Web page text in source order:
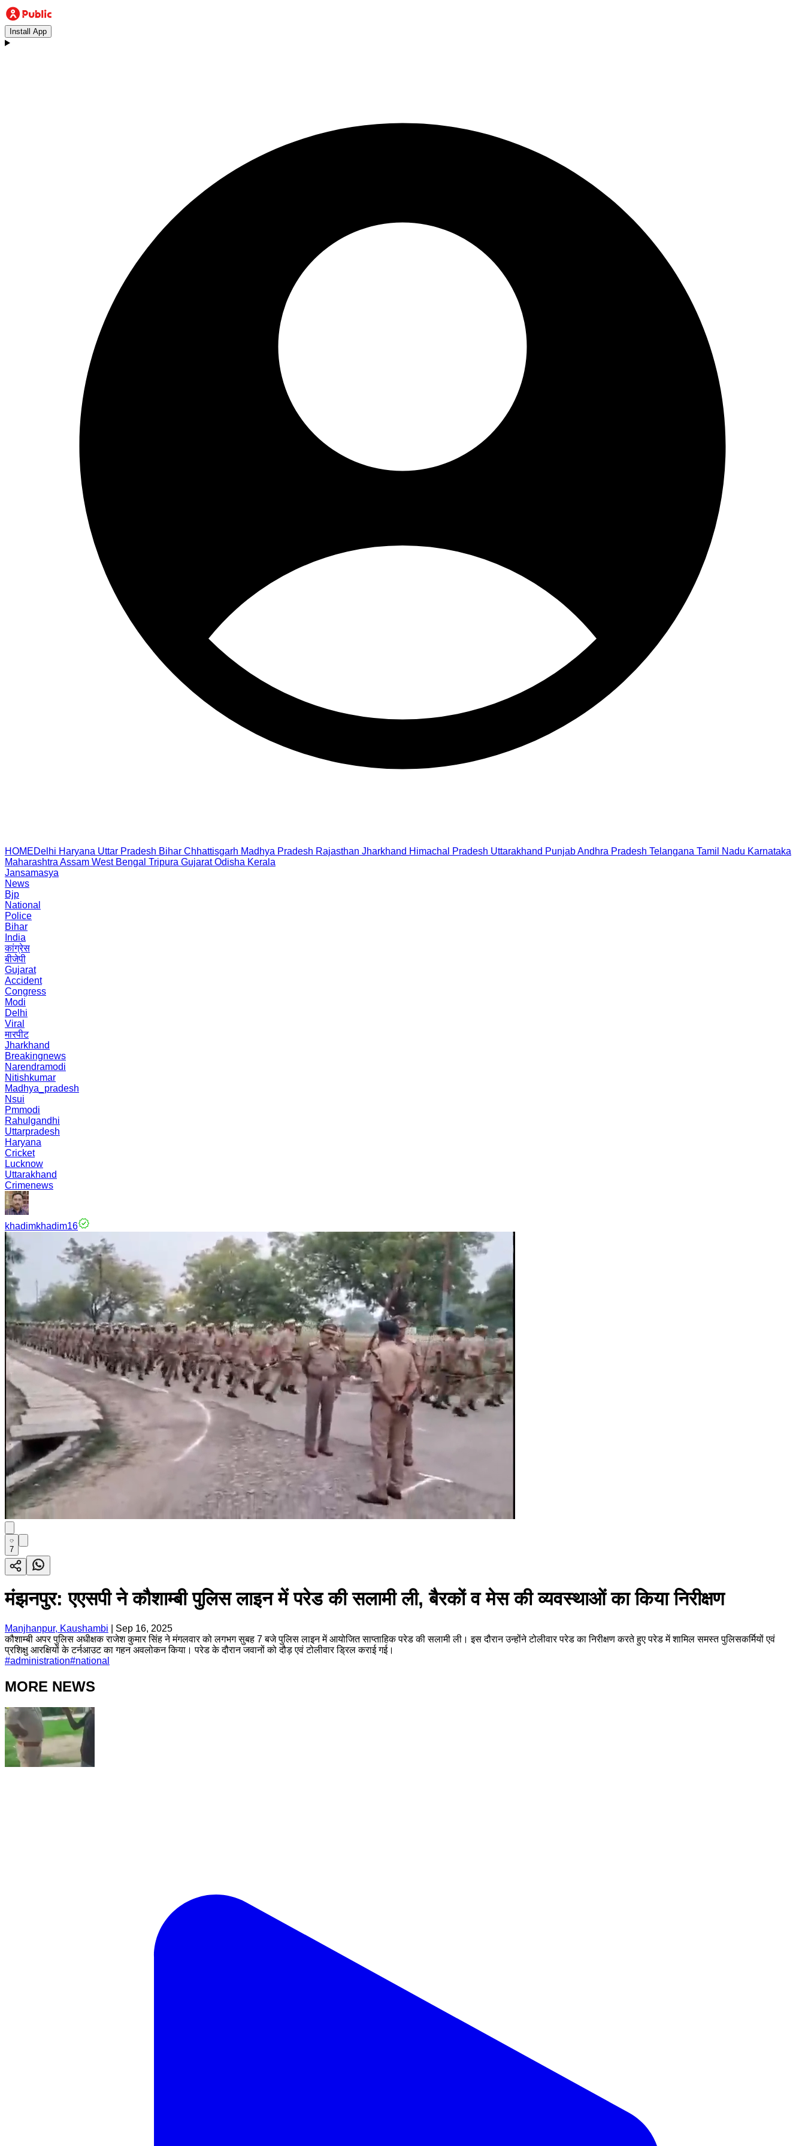
Install App
HOMEDelhi Haryana Uttar Pradesh Bihar Chhattisgarh Madhya Pradesh Rajasthan Jharkhand Himachal Pradesh Uttarakhand PunjabAndhra Pradesh Telangana Tamil Nadu Karnataka
Maharashtra Assam West Bengal Tripura Gujarat Odisha Kerala
Jansamasya
News
Bjp
National
Police
Bihar
India
कांग्रेस
बीजेपी
Gujarat
Accident
Congress
Modi
Delhi
Viral
मारपीट
Jharkhand
Breakingnews
Narendramodi
Nitishkumar
Madhya_pradesh
Nsui
Pmmodi
Rahulgandhi
Uttarpradesh
Haryana
Cricket
Lucknow
Uttarakhand
Crimenews
khadimkhadim16
7
मंझनपुर: एएसपी ने कौशाम्बी पुलिस लाइन में परेड की सलामी ली, बैरकों व मेस की व्यवस्थाओं का किया निरीक्षण
Manjhanpur, Kaushambi
Sep 16, 2025
कौशाम्बी अपर पुलिस अधीक्षक राजेश कुमार सिंह ने मंगलवार को लगभग सुबह 7 बजे पुलिस लाइन में आयोजित साप्ताहिक परेड की सलामी ली। इस दौरान उन्होंने टोलीवार परेड का निरीक्षण करते हुए परेड में शामिल समस्त पुलिसकर्मियों एवं
प्रशिक्षु आरक्षियों के टर्नआउट का गहन अवलोकन किया। परेड के दौरान जवानों को दौड़ एवं टोलीवार ड्रिल कराई गई।
#administration#national
MORE NEWS